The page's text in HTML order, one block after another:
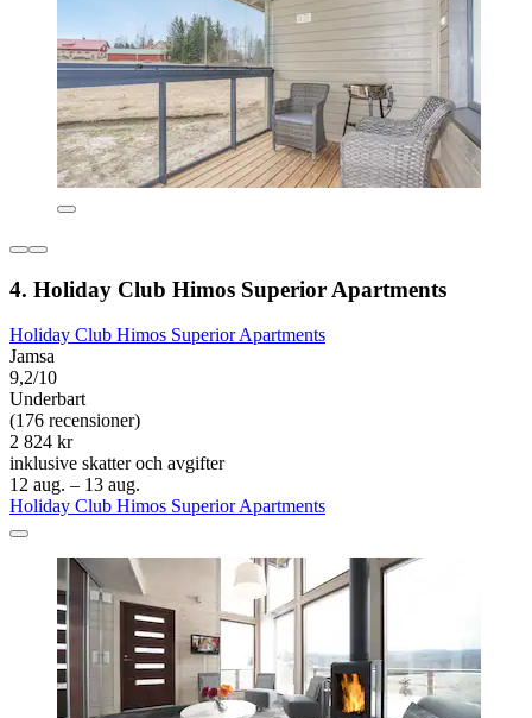
4. Holiday Club Himos Superior Apartments
Holiday Club Himos Superior Apartments
Jamsa
9,2/10
Underbart
(176 recensioner)
2 824 kr
inklusive skatter och avgifter
12 aug. – 13 aug.
Holiday Club Himos Superior Apartments